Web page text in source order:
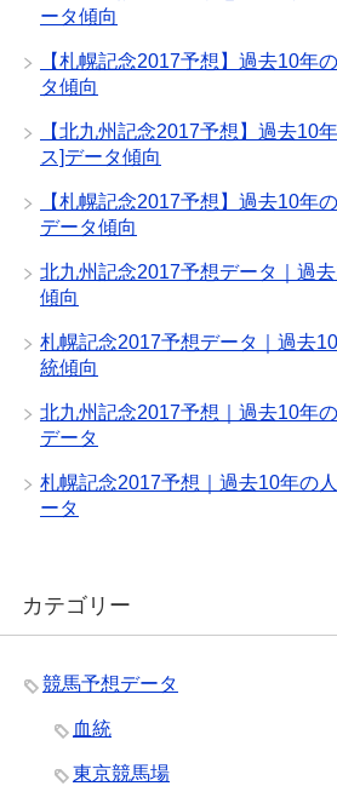
ータ傾向
【札幌記念2017予想】過去10年
タ傾向
【北九州記念2017予想】過去10
ス]データ傾向
【札幌記念2017予想】過去10年
データ傾向
北九州記念2017予想データ｜過
傾向
札幌記念2017予想データ｜過去
統傾向
北九州記念2017予想｜過去10年
データ
札幌記念2017予想｜過去10年の
ータ
カテゴリー
競馬予想データ
血統
東京競馬場